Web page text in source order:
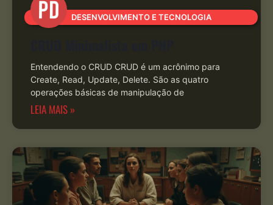
DESENVOLVIMENTO E TECNOLOGIA
Entendendo o CRUD CRUD é um acrônimo para
Create, Read, Update, Delete. São as quatro
operações básicas de manipulação de
LEIA MAIS »